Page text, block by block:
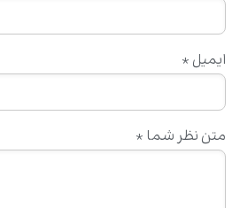
متن نظر شما *
ایمیل *